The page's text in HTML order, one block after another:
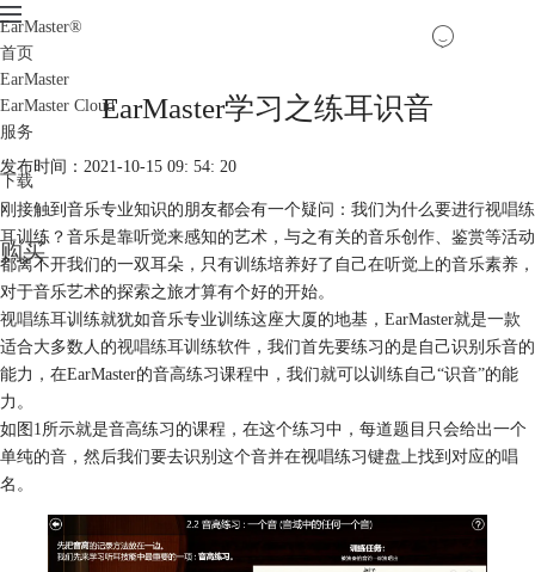
EarMaster®
首页
EarMaster
EarMaster Cloud
服务
下载
购买
EarMaster学习之练耳识音
发布时间：2021-10-15 09: 54: 20
刚接触到音乐专业知识的朋友都会有一个疑问：我们为什么要进行视唱练
耳训练？音乐是靠听觉来感知的艺术，与之有关的音乐创作、鉴赏等活动
都离不开我们的一双耳朵，只有训练培养好了自己在听觉上的音乐素养，
对于音乐艺术的探索之旅才算有个好的开始。
视唱练耳训练就犹如音乐专业训练这座大厦的地基，EarMaster就是一款
适合大多数人的视唱练耳训练软件，我们首先要练习的是自己识别乐音的
能力，在EarMaster的音高练习课程中，我们就可以训练自己“识音”的能
力。
如图1所示就是音高练习的课程，在这个练习中，每道题目只会给出一个
单纯的音，然后我们要去识别这个音并在视唱练习键盘上找到对应的唱
名。